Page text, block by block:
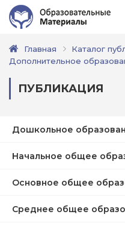
Главная
Каталог
Дополнительное
ПУБЛИКАЦИЯ
Дошкольное
Начальное общее
Основное общее
Среднее общее